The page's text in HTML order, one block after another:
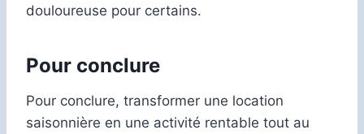
douloureuse pour certains.
Pour conclure
Pour conclure, transformer une location
saisonnière en une activité rentable tout au